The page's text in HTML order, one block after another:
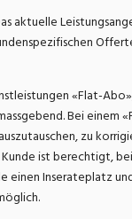
«Flat-
Bei
zu
ist berechtigt,
Inserateplatz